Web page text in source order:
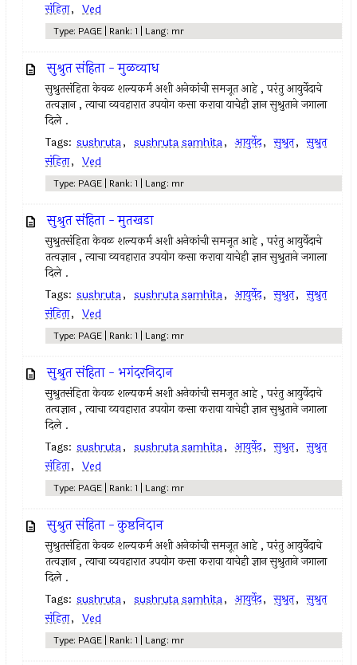
संहिता, Ved
Type: PAGE | Rank: 1 | Lang: mr
सुश्रुत संहिता - मुळव्याध
सुश्रुतसंहिता केवळ शल्यकर्म अशी अनेकांची समजूत आहे , परंतु आयुर्वेदाचे
तत्वज्ञान , त्याचा व्यवहारात उपयोग कसा करावा याचेही ज्ञान सुश्रुताने जगाला
दिले .
Tags: sushruta, sushruta samhita, आयुर्वेद, सुश्रुत, सुश्रुत
संहिता, Ved
Type: PAGE | Rank: 1 | Lang: mr
सुश्रुत संहिता - मुतखडा
सुश्रुतसंहिता केवळ शल्यकर्म अशी अनेकांची समजूत आहे , परंतु आयुर्वेदाचे
तत्वज्ञान , त्याचा व्यवहारात उपयोग कसा करावा याचेही ज्ञान सुश्रुताने जगाला
दिले .
Tags: sushruta, sushruta samhita, आयुर्वेद, सुश्रुत, सुश्रुत
संहिता, Ved
Type: PAGE | Rank: 1 | Lang: mr
सुश्रुत संहिता - भगंदरनिदान
सुश्रुतसंहिता केवळ शल्यकर्म अशी अनेकांची समजूत आहे , परंतु आयुर्वेदाचे
तत्वज्ञान , त्याचा व्यवहारात उपयोग कसा करावा याचेही ज्ञान सुश्रुताने जगाला
दिले .
Tags: sushruta, sushruta samhita, आयुर्वेद, सुश्रुत, सुश्रुत
संहिता, Ved
Type: PAGE | Rank: 1 | Lang: mr
सुश्रुत संहिता - कुष्ठनिदान
सुश्रुतसंहिता केवळ शल्यकर्म अशी अनेकांची समजूत आहे , परंतु आयुर्वेदाचे
तत्वज्ञान , त्याचा व्यवहारात उपयोग कसा करावा याचेही ज्ञान सुश्रुताने जगाला
दिले .
Tags: sushruta, sushruta samhita, आयुर्वेद, सुश्रुत, सुश्रुत
संहिता, Ved
Type: PAGE | Rank: 1 | Lang: mr